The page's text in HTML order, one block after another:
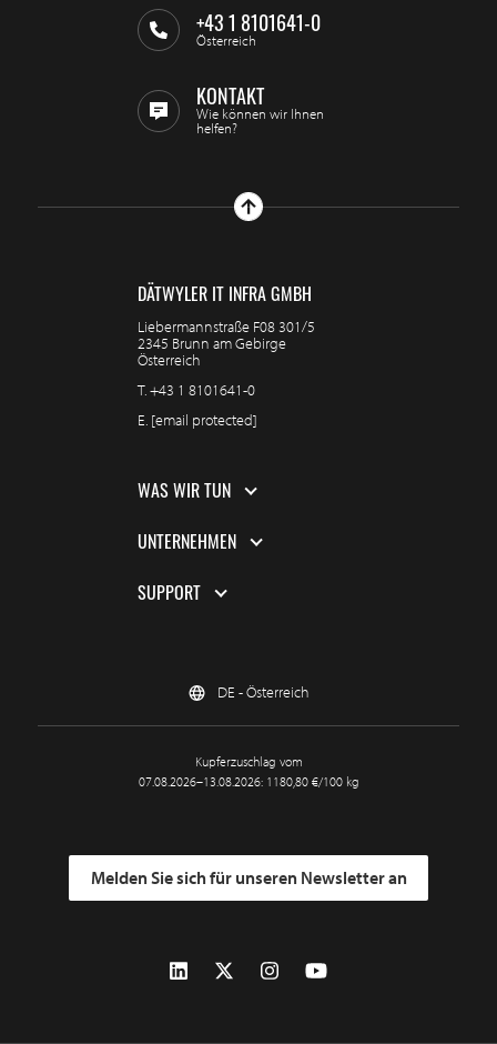
+43 1 8101641-0
Österreich
KONTAKT
Wie können wir Ihnen
helfen?
DÄTWYLER IT INFRA GMBH
Liebermannstraße F08 301/5
2345 Brunn am Gebirge
Österreich
T.+43 1 8101641-0
E. [email protected]
WAS WIR TUN
UNTERNEHMEN
SUPPORT
DE - Österreich
Kupferzuschlag vom
07.08.2026–13.08.2026: 1180,80 €/100 kg
Melden Sie sich für unseren Newsletter an